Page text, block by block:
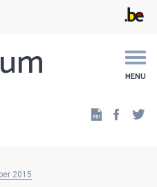
MENU
2015